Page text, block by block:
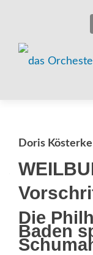
Doris Kösterke
Die
Baden